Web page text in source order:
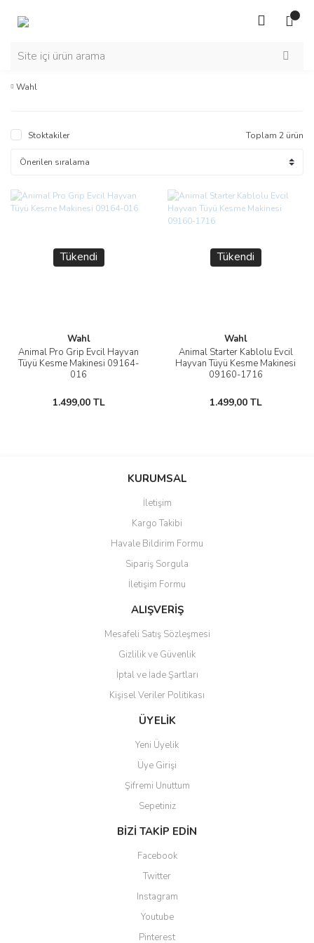
Wahl
Stoktakiler Toplam 2 ürün
Tükendi
Wahl
Animal Pro Grip Evcil Hayvan
Tüyü Kesme Makinesi 09164-
016
1.499,00 TL
Tükendi
Wahl
Animal Starter Kablolu Evcil
Hayvan Tüyü Kesme Makinesi
09160-1716
1.499,00 TL
KURUMSAL
İletişim
Kargo Takibi
Havale Bildirim Formu
Sipariş Sorgula
İletişim Formu
ALIŞVERİŞ
Mesafeli Satış Sözleşmesi
Gizlilik ve Güvenlik
İptal ve İade Şartları
Kişisel Veriler Politikası
ÜYELİK
Yeni Üyelik
Üye Girişi
Şifremi Unuttum
Sepetiniz
BİZİ TAKİP EDİN
Facebook
Twitter
Instagram
Youtube
Pinterest